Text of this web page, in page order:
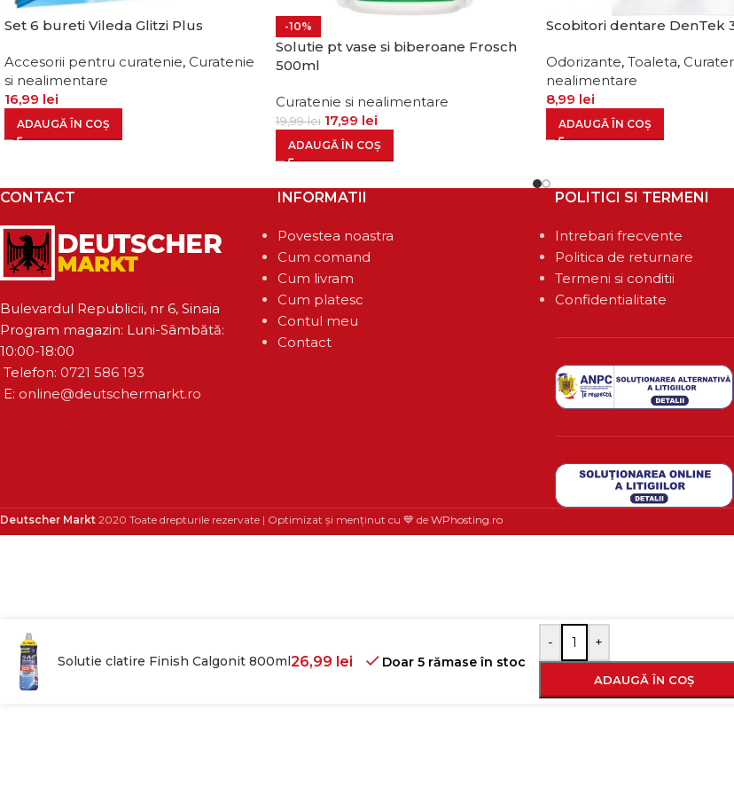
Set 6 bureti Vileda Glitzi Plus
Accesorii pentru curatenie, Curatenie
si nealimentare
16,99 lei
ADAUGĂ ÎN COȘ
-10%
Solutie pt vase si biberoane Frosch
500ml
Curatenie si nealimentare
19,99lei 17,99 lei
ADAUGĂ ÎN COȘ
Scobitori dentare DenTek
Odorizante, Toaleta,
nealimentare
8,99 lei
ADAUGĂ ÎN COȘ
CONTACT
Bulevardul Republicii, nr 6, Sinaia
Program magazin: Luni-Sâmbătă:
10:00-18:00
Telefon: 0721 586 193
E: online@deutschermarkt.ro
INFORMATII
Povestea noastra
Cum comand
Cum livram
Cum platesc
Contul meu
Contact
POLITICI SI TERMENI
Intrebari frecvente
Politica de returnare
Termeni si conditii
Confidentialitate
Deutscher Markt 2020 Toate drepturile rezervate | Optimizat și menținut cu 💙 de WPhosting.ro
Solutie clatire Finish Calgonit 800ml26,99 lei Doar 5 rămase în stoc
- +
ADAUGĂ ÎN COȘ